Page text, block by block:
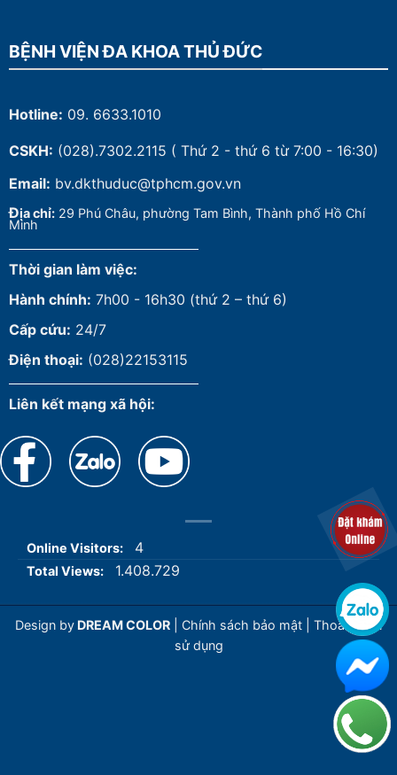
BỆNH VIỆN ĐA KHOA THỦ ĐỨC
Hotline: 09. 6633.1010
CSKH: (028).7302.2115 ( Thứ 2 - thứ 6 từ 7:00 - 16:30)
Email: bv.dkthuduc@tphcm.gov.vn
Địa chỉ: 29 Phú Châu, phường Tam Bình, Thành phố Hồ Chí
Minh
Thời gian làm việc:
Hành chính: 7h00 - 16h30 (thứ 2 – thứ 6)
Cấp cứu: 24/7
Điện thoại: (028)22153115
Liên kết mạng xã hội:
Online Visitors: 4
Total Views: 1.408.729
Design by DREAM COLOR Chính sách bảo mật
Thoả thuận
sử dụng